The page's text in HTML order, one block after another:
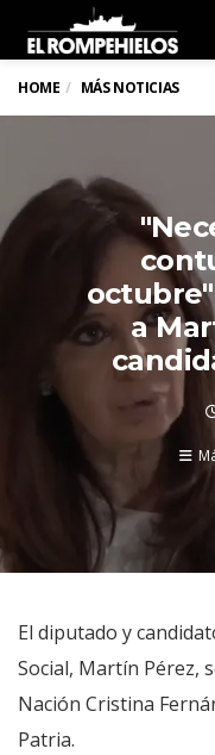
HOME MÁS NOTICIAS
a
El diputado y
Social, Martín Pérez,
Nación Cristina
Patria.